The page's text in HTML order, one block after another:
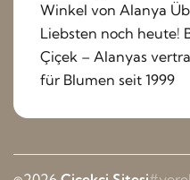
Winkel von Alanya
Liebsten noch heute!
Çiçek – Alanyas
für Blumen seit 1999